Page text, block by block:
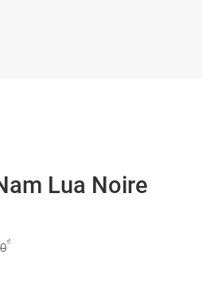
Lua Noire
₫